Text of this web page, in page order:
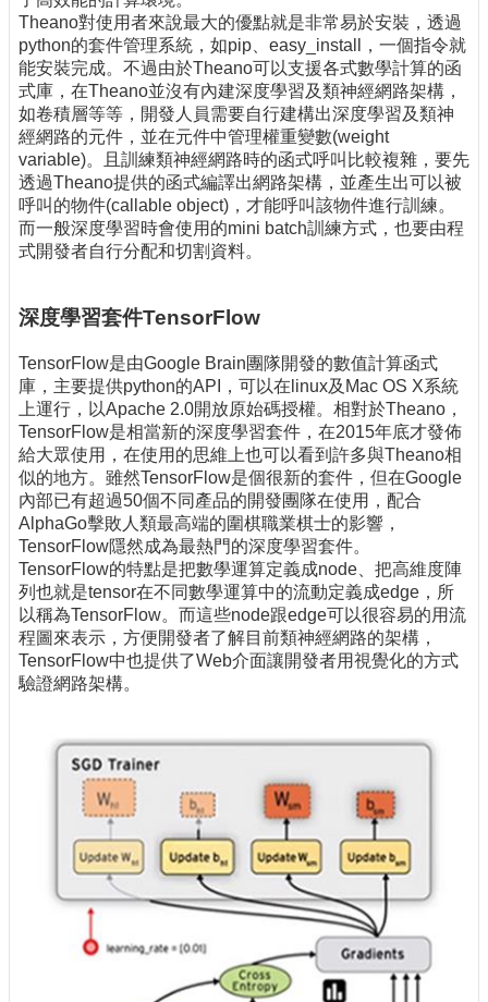
Theano對使用者來說最大的優點就是非常易於安裝，透過
python的套件管理系統，如pip、easy_install，一個指令就
能安裝完成。不過由於Theano可以支援各式數學計算的函
式庫，在Theano並沒有內建深度學習及類神經網路架構，
如卷積層等等，開發人員需要自行建構出深度學習及類神
經網路的元件，並在元件中管理權重變數(weight
variable)。且訓練類神經網路時的函式呼叫比較複雜，要先
透過Theano提供的函式編譯出網路架構，並產生出可以被
呼叫的物件(callable object)，才能呼叫該物件進行訓練。
而一般深度學習時會使用的mini batch訓練方式，也要由程
式開發者自行分配和切割資料。
深度學習套件TensorFlow
TensorFlow是由Google Brain團隊開發的數值計算函式
庫，主要提供python的API，可以在linux及Mac OS X系統
上運行，以Apache 2.0開放原始碼授權。相對於Theano，
TensorFlow是相當新的深度學習套件，在2015年底才發佈
給大眾使用，在使用的思維上也可以看到許多與Theano相
似的地方。雖然TensorFlow是個很新的套件，但在Google
內部已有超過50個不同產品的開發團隊在使用，配合
AlphaGo擊敗人類最高端的圍棋職業棋士的影響，
TensorFlow隱然成為最熱門的深度學習套件。
TensorFlow的特點是把數學運算定義成node、把高維度陣
列也就是tensor在不同數學運算中的流動定義成edge，所
以稱為TensorFlow。而這些node跟edge可以很容易的用流
程圖來表示，方便開發者了解目前類神經網路的架構，
TensorFlow中也提供了Web介面讓開發者用視覺化的方式
驗證網路架構。